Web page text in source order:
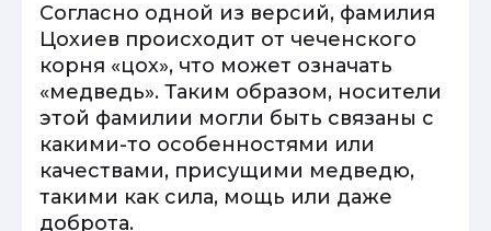
Согласно одной из версий, фамилия
Цохиев происходит от чеченского
корня «цох», что может означать
«медведь». Таким образом, носители
этой фамилии могли быть связаны с
какими-то особенностями или
качествами, присущими медведю,
такими как сила, мощь или даже
доброта.